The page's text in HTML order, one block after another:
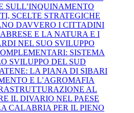
SULL’INQUINAMENTO
SCELTE STRATEGICHE
DAVVERO I CITTADINI
E LA NATURA E I
NEL SUO SVILUPPO
SISTEMA
SVILUPPO DEL SUD
LA PIANA DI SIBARI
E L’AGROMAFIA
AL
IL DIVARIO NEL PAESE
CALABRIA PER IL PIENO